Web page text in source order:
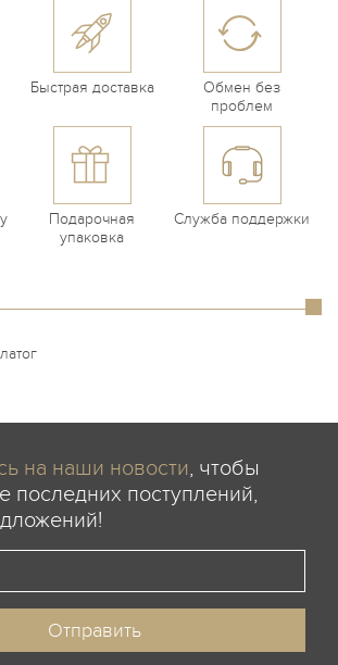
Быстрая доставка
Обмен без
проблем
Подарочная
упаковка
Служба поддержки
на наши новости, чтобы
последних поступлений,